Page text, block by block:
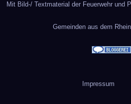
Mit Bild-/ Textmaterial der Feuerwehr und
Gemeinden aus dem
Impressum